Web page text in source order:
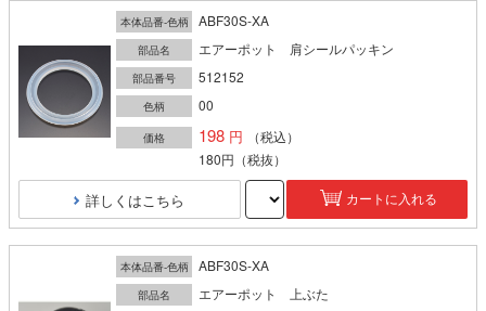
本体品番-色柄 ABF30S-XA
部品名 エアーポット 肩シールパッキン
部品番号 512152
色柄 00
価格 198
（税込）
180円 （税抜）
詳しくはこちら カートに入れる
本体品番-色柄 ABF30S-XA
部品名 エアーポット 上ぶた